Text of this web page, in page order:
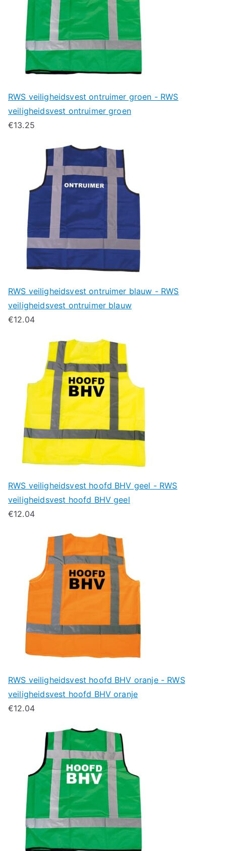
RWS veiligheidsvest ontruimer groen - RWS
veiligheidsvest ontruimer groen
€13.25
RWS veiligheidsvest ontruimer blauw - RWS
veiligheidsvest ontruimer blauw
€12.04
RWS veiligheidsvest hoofd BHV geel - RWS
veiligheidsvest hoofd BHV geel
€12.04
RWS veiligheidsvest hoofd BHV oranje - RWS
veiligheidsvest hoofd BHV oranje
€12.04